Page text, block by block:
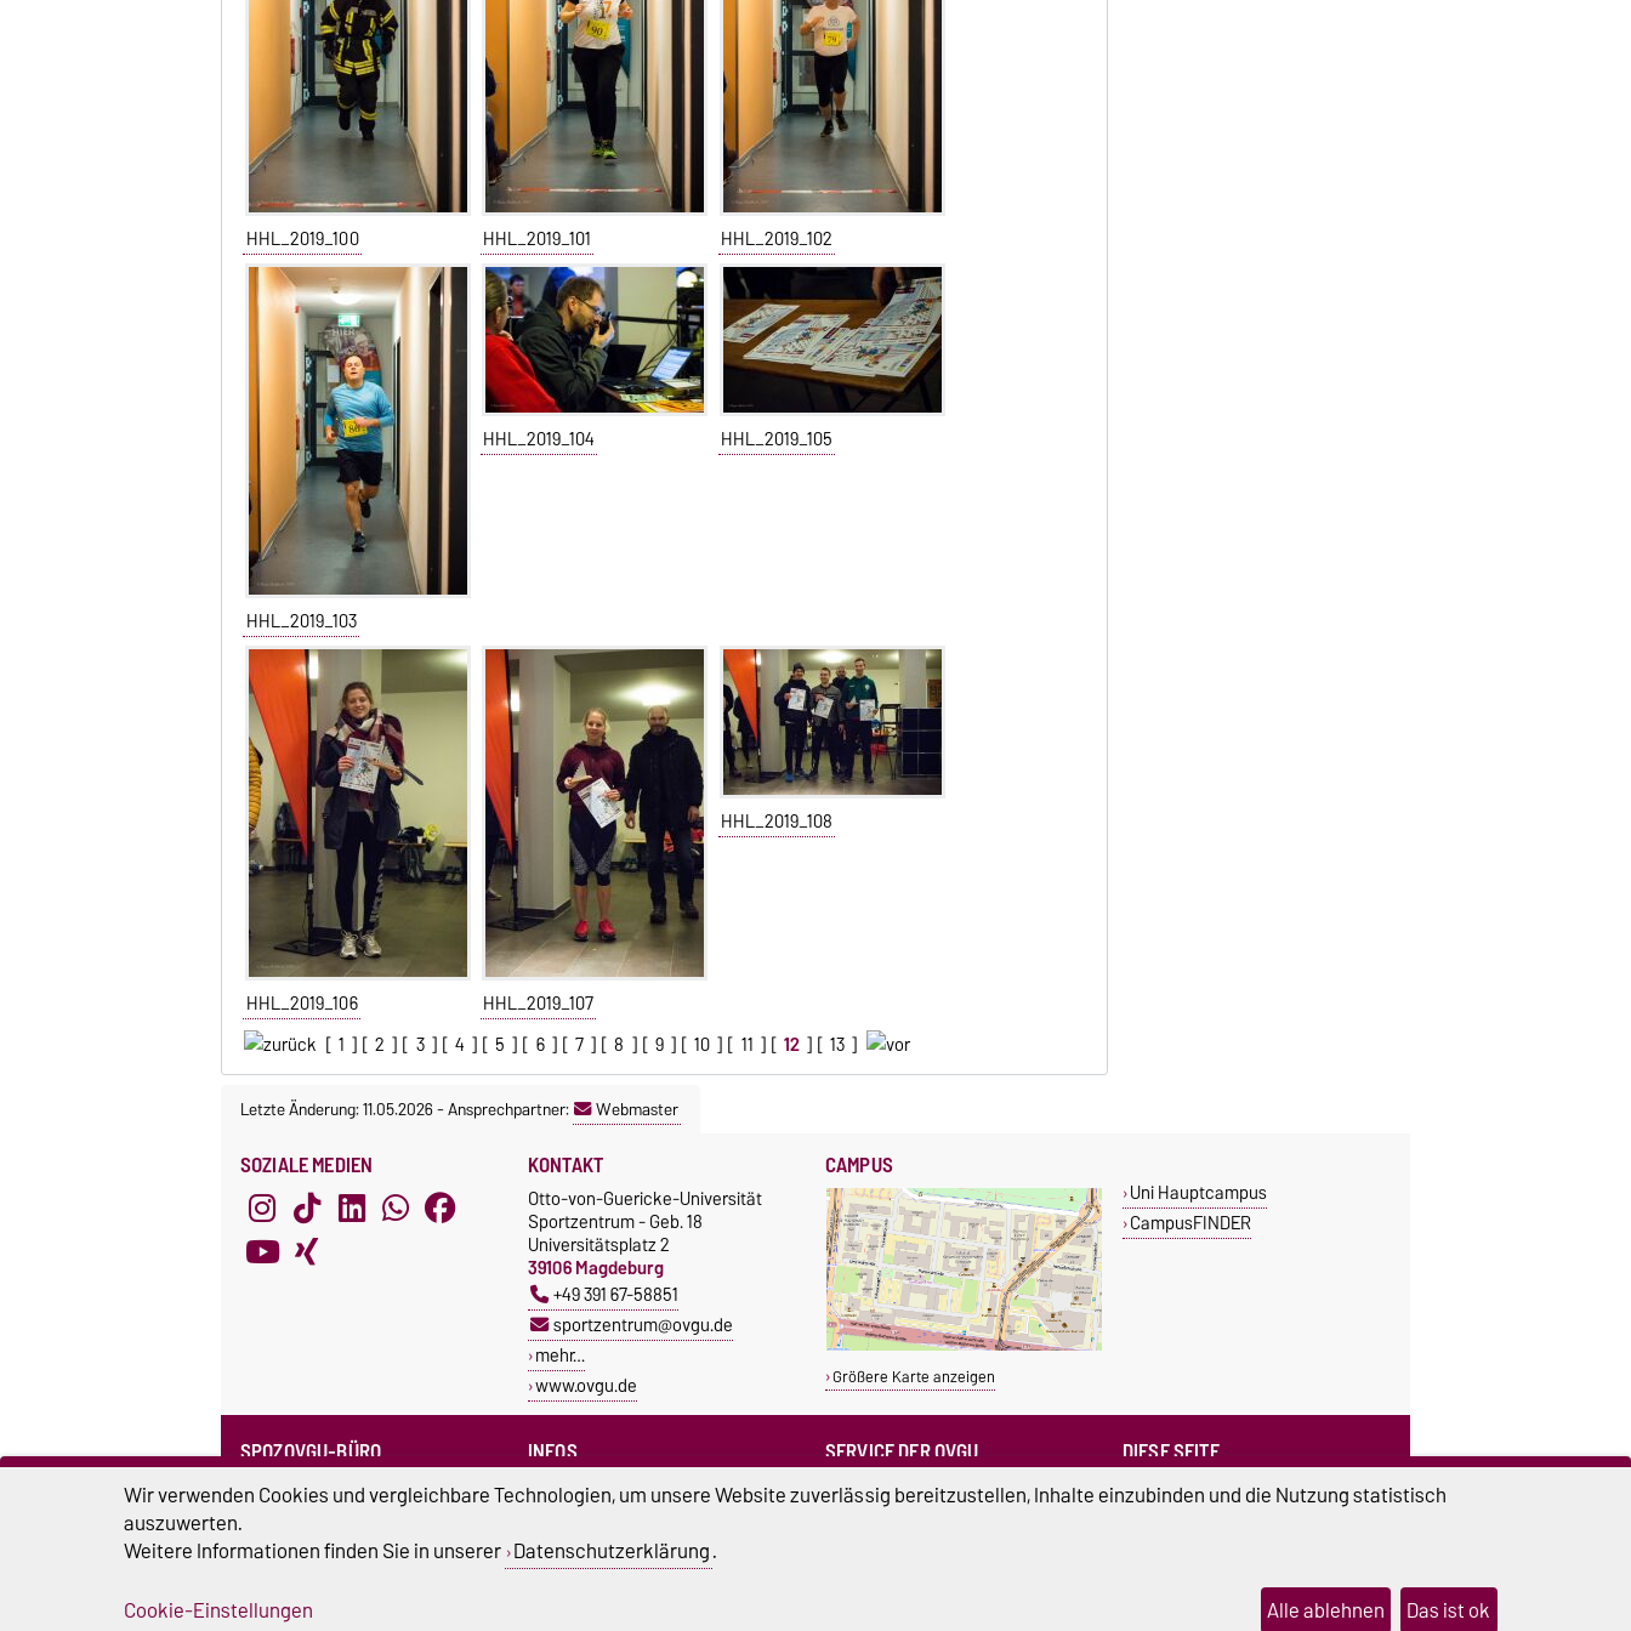
HHL_2019_100 HHL_2019_101 HHL_2019_102
HHL_2019_103
HHL_2019_104 HHL_2019_105
HHL_2019_106 HHL_2019_107
HHL_2019_108
[ 1 ] [ 2 ] [ 3 ] [ 4 ] [ 5 ] [ 6 ] [ 7 ] [ 8 ] [ 9 ] [ 10 ] [ 11 ] [ 12 ] [ 13 ]
Letzte Änderung: 11.05.2026-Ansprechpartner: Webmaster
SOZIALE MEDIEN KONTAKT
Otto-von-Guericke-Universität
Sportzentrum - Geb. 18
Universitätsplatz 2
39106 Magdeburg
+49 391 67-58851
sportzentrum@ovgu.de
mehr…
www.ovgu.de
CAMPUS
Größere Karte anzeigen
Uni Hauptcampus
CampusFINDER
SPOZOVGU-BÜRO
Sprechzeiten
INFOS
Campus Service Center
Studentenwerk
Studierendenrat
Sportreferent der Uni
SERVICE DER OVGU
Infopoint & Fundbüro
+49 391 67-54444
DIESE SEITE
Vorlesen
Wir verwenden Cookies und vergleichbare Technologien, um unsere Website zuverlässig bereitzustellen, Inhalte einzubinden und die Nutzung statistisch
auszuwerten.
Weitere Informationen finden Sie in unserer Datenschutzerklärung.
Cookie-Einstellungen
Alle ablehnen Das ist ok